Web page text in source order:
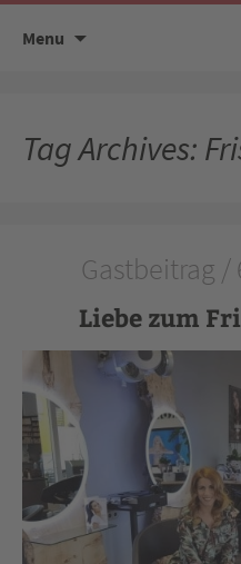
Menu
Tag Archives:
Gastbeitrag /
Liebe zum